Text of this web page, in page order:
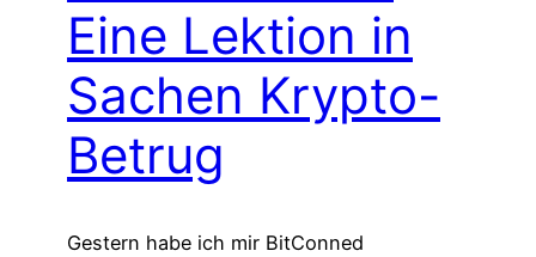
Eine Lektion in
Sachen Krypto-
Betrug
Gestern habe ich mir BitConned